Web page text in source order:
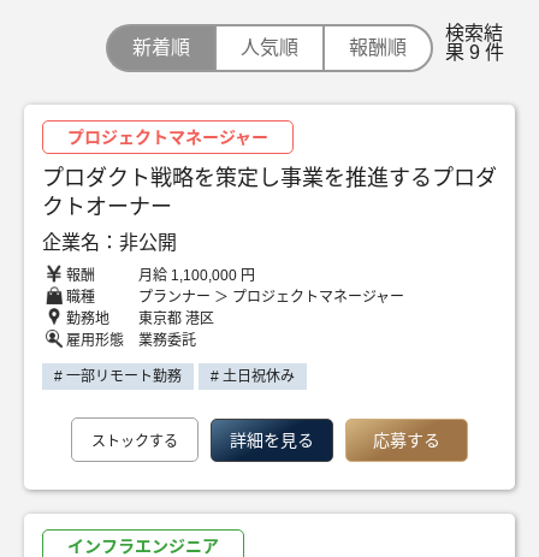
新着順 人気順 報酬順
検索結
果 9 件
プロジェクトマネージャー
プロダクト戦略を策定し事業を推進するプロダ
クトオーナー
企業名：非公開
報酬
月給 1,100,000 円
職種
プランナー ＞ プロジェクトマネージャー
勤務地
東京都 港区
雇用形態
業務委託
# 一部リモート勤務 # 土日祝休み
ストックする 詳細を見る 応募する
インフラエンジニア